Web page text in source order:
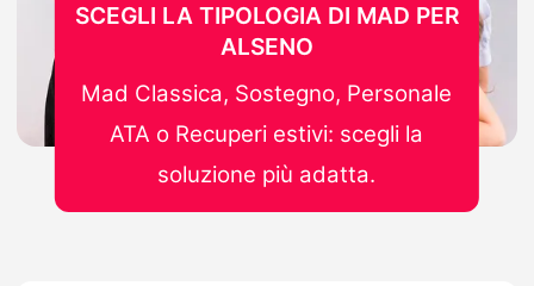
SCEGLI LA TIPOLOGIA DI MAD PER
ALSENO
Mad Classica, Sostegno, Personale
ATA o Recuperi estivi: scegli la
soluzione più adatta.